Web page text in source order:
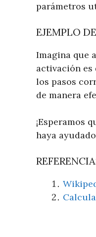
parámetros
EJEMPLO
Imagina que
activación es
los pasos
de manera
¡Esperamos
haya